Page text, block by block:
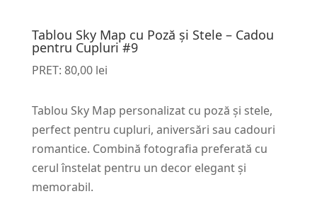
Tablou Sky Map cu Poză și Stele – Cadou
pentru Cupluri #9
PRET: 80,00 lei
Tablou Sky Map personalizat cu poză și stele,
perfect pentru cupluri, aniversări sau cadouri
romantice. Combină fotografia preferată cu
cerul înstelat pentru un decor elegant și
memorabil.